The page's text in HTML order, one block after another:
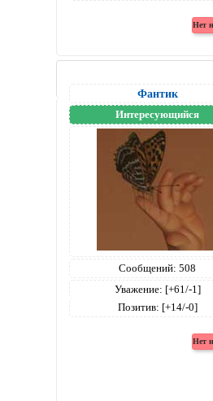
Фантик
Интересующийся
Сообщений: 508
Уважение: [+61/-1]
Позитив: [+14/-0]